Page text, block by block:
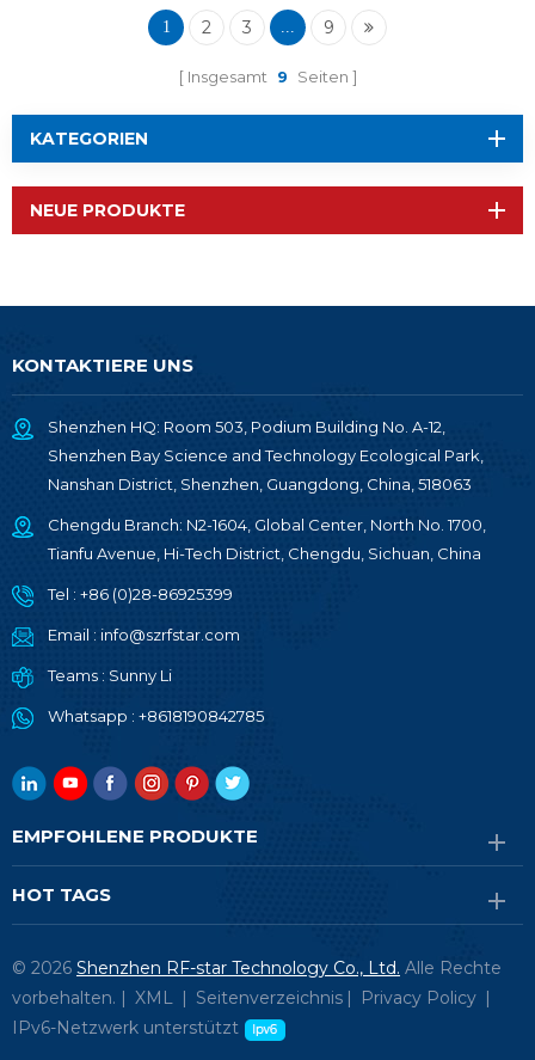
1 2 3 ... 9
Insgesamt 9 Seiten
KATEGORIEN
NEUE PRODUKTE
KONTAKTIERE UNS
Shenzhen HQ: Room 503, Podium Building No. A-12,
Shenzhen Bay Science and Technology Ecological Park,
Nanshan District, Shenzhen, Guangdong, China, 518063
Chengdu Branch: N2-1604, Global Center, North No. 1700,
Tianfu Avenue, Hi-Tech District, Chengdu, Sichuan, China
Tel : +86 (0)28-86925399
Email : info@szrfstar.com
Teams : Sunny Li
Whatsapp : +8618190842785
EMPFOHLENE PRODUKTE
HOT TAGS
© 2026 Shenzhen RF-star Technology Co., Ltd. Alle Rechte
vorbehalten. | XML | Seitenverzeichnis | Privacy Policy |
IPv6-Netzwerk unterstützt